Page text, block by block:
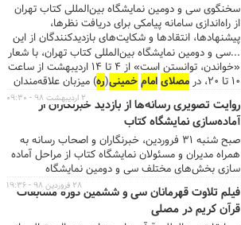
سخنگوی سی و دومین نمایشگاه بین‌المللی کتاب تهران
از راه‌اندازی سامانه پیامکی برای دریافت نظرها،
پیشنهادها، انتقادها و شکایت‌های بازدیدکنندگان از این
رویداد فرهنگی خبر داد.
...سی و دومین نمایشگاه بین‌المللی کتاب تهران، با شعار
«خواندن، توانستن است» از ۴ تا ۱۴ اردیبهشت از ساعت
۱۰ تا ۲۰، در
مصلایامامخمینی(ره) میزبان علاقه‌مندان
است....
روایت تصویری رسانه‌ها از بازدید خبرنگاران از
آماده‌سازی نمایشگاه کتاب
صبح شنبه ۳۱ فروردین، خبرنگاران و اصحاب رسانه به
همراه مدیران و مسئولان نمایشگاه کتاب از مراحل آماده
سازی بخش‌های مختلف سی و دومین نمایشگاه
بین‌المللی کتاب تهران بازدید کردند.
۲ اردیبهشت ۹۸ - ۰۹:۳۰
فیلم تلاوت قهرمانان سی و ششمین دوره مسابقات
قرآن کریم در مصلی
۲۸ فروردین ۹۸ - ۱۹:۳۶